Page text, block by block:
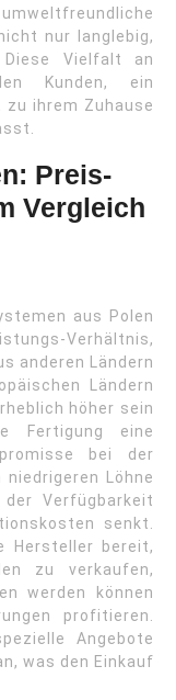
nur langlebig,
Vielfalt an
Kunden, ein
ihrem Zuhause
Preis-
Vergleich
aus Polen
Verhältnis,
anderen Ländern
Ländern
höher sein
Fertigung eine
bei der
Löhne
Verfügbarkeit
senkt.
Hersteller bereit,
zu verkaufen,
werden können
profitieren.
Angebote
was den Einkauf